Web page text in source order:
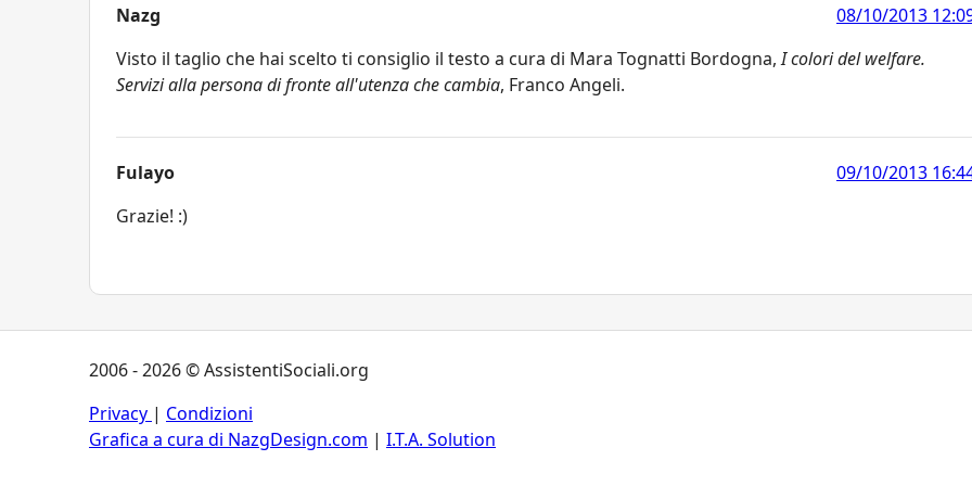
Nazg
08/10/2013
Visto il taglio che hai scelto ti consiglio il testo a cura di Mara Tognatti Bordogna,I colori del welfare.
Servizi alla persona di fronte all'utenza che cambia, Franco Angeli.
Fulayo
09/10/2013
Grazie! :)
2006 - 2026 © AssistentiSociali.org
Privacy | Condizioni
Grafica a cura di NazgDesign.com | I.T.A. Solution